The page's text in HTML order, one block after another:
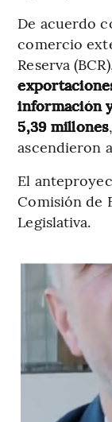
De acuerdo
comercio
Reserva (BCR),
información
5,39 millones
ascendieron
El
Comisión de
Legislativa.